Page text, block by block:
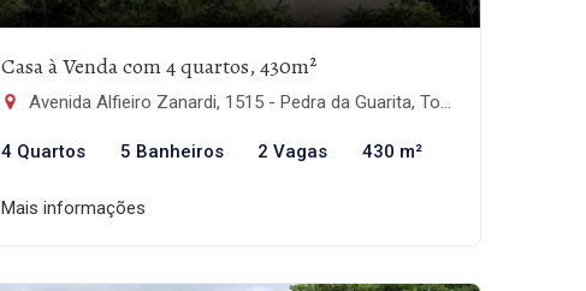
Casa à Venda com 4 quartos, 430m²
Avenida Alfieiro Zanardi, 1515 - Pedra da Guarita, Torres-RS
4 Quartos 5 Banheiros 2 Vagas 430 m²
Mais informações